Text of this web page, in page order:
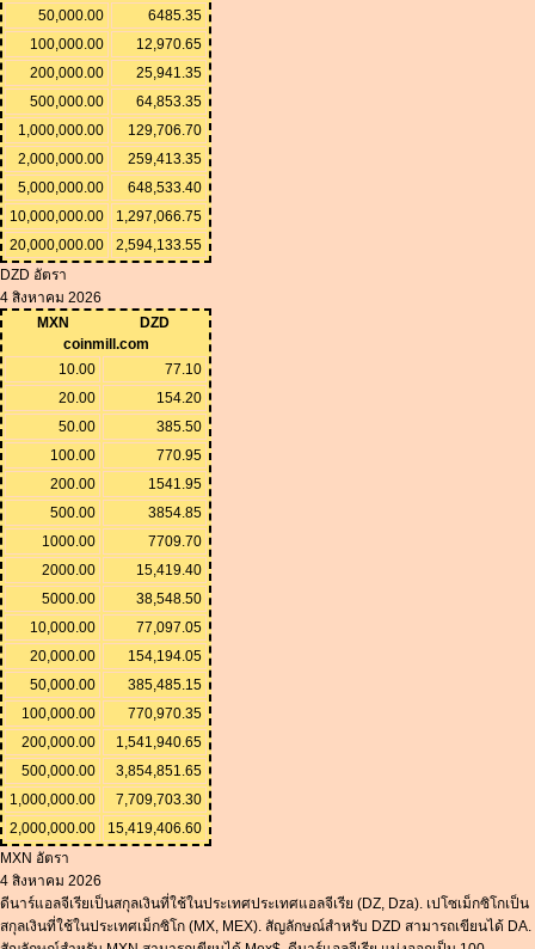
50,000.00
6485.35
100,000.00
12,970.65
200,000.00
25,941.35
500,000.00
64,853.35
1,000,000.00
129,706.70
2,000,000.00
259,413.35
5,000,000.00
648,533.40
10,000,000.00
1,297,066.75
20,000,000.00
2,594,133.55
DZD อัตรา
4 สิงหาคม 2026
MXN
DZD
coinmill.com
10.00
77.10
20.00
154.20
50.00
385.50
100.00
770.95
200.00
1541.95
500.00
3854.85
1000.00
7709.70
2000.00
15,419.40
5000.00
38,548.50
10,000.00
77,097.05
20,000.00
154,194.05
50,000.00
385,485.15
100,000.00
770,970.35
200,000.00
1,541,940.65
500,000.00
3,854,851.65
1,000,000.00
7,709,703.30
2,000,000.00
15,419,406.60
MXN อัตรา
4 สิงหาคม 2026
ดีนาร์แอลจีเรียเป็นสกุลเงินที่ใช้ในประเทศประเทศแอลจีเรีย (DZ, Dza). เปโซเม็กซิโกเป็น
สกุลเงินที่ใช้ในประเทศเม็กซิโก (MX, MEX). สัญลักษณ์สำหรับ DZD สามารถเขียนได้ DA.